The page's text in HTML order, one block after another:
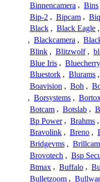
Binnencamera , Bins
Bip-2 , Bipcam ,
Black , Black Eagle ,
, Blackcamera ,
Blink , Blitzwolf ,
Blue Iris , Bluecherry
Bluestork , Blurams ,
Boavision , Boh ,
, Borsystems ,
Botcam , Botslab ,
Bp Power , Brahms ,
Bravolink , Breno ,
Bridgevms , Brillcam
Brovotech , Bsp
Btmax , Buffalo ,
Bulletzoom ,